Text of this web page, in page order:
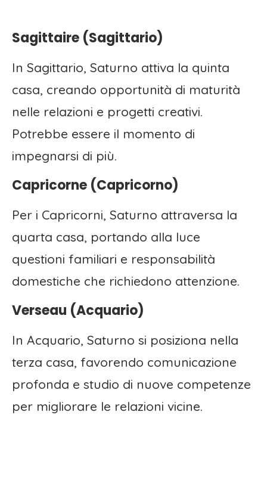
Sagittaire (Sagittario)
In Sagittario, Saturno attiva la quinta
casa, creando opportunità di maturità
nelle relazioni e progetti creativi.
Potrebbe essere il momento di
impegnarsi di più.
Capricorne (Capricorno)
Per i Capricorni, Saturno attraversa la
quarta casa, portando alla luce
questioni familiari e responsabilità
domestiche che richiedono attenzione.
Verseau (Acquario)
In Acquario, Saturno si posiziona nella
terza casa, favorendo comunicazione
profonda e studio di nuove competenze
per migliorare le relazioni vicine.